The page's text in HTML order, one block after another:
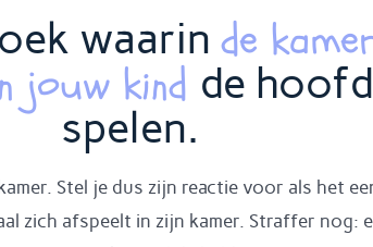
waarin de
jouw kind de
spelen.
Stel je dus zijn reactie voor als het
zich afspeelt in zijn kamer. Straffer nog: